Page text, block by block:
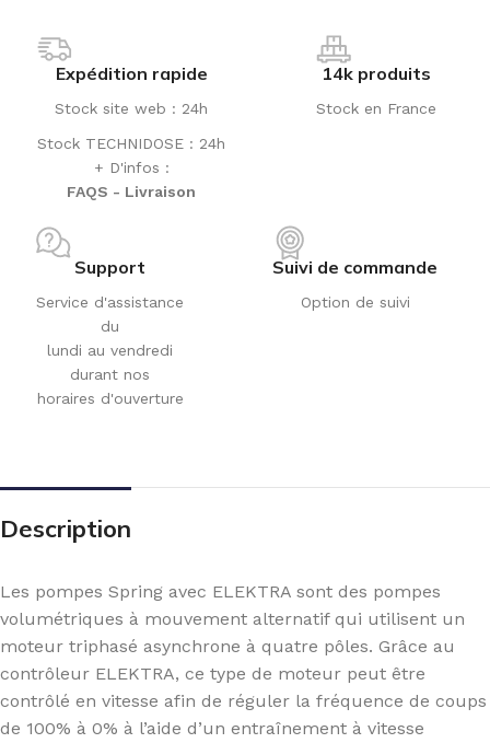
Expédition rapide
Stock site web : 24h
Stock TECHNIDOSE : 24h
+ D'infos :
FAQS - Livraison
14k produits
Stock en France
Support
Service d'assistance
du
lundi au vendredi
durant nos
horaires d'ouverture
Suivi de commande
Option de suivi
Description
Les pompes Spring avec ELEKTRA sont des pompes
volumétriques à mouvement alternatif qui utilisent un
moteur triphasé asynchrone à quatre pôles. Grâce au
contrôleur ELEKTRA, ce type de moteur peut être
contrôlé en vitesse afin de réguler la fréquence de coups
de 100% à 0% à l’aide d’un entraînement à vitesse